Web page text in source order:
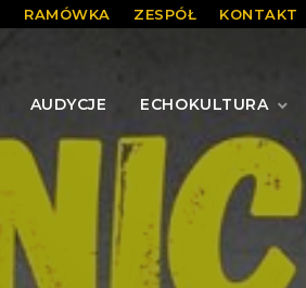
RAMÓWKA ZESPÓŁ KONTAKT
AUDYCJE ECHOKULTURA